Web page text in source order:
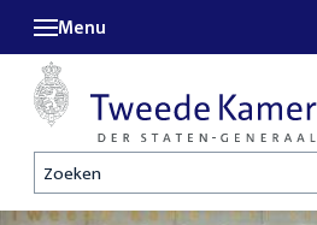
Zoeken
Menu